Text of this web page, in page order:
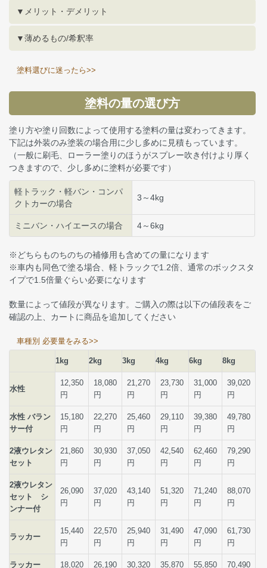
▼メリット・デメリット
▼薄めるもの/希釈率
塗料選びに迷ったら>>
塗料の量の選び方
塗り方や塗り回数によって使用する塗料の量は変わってきます。
下記は外装のみ塗装の場合用に少し多めに見積もっています。
（一般に刷毛、ローラー塗りのほうがスプレー吹き付けより厚く
つきますので、少し多めに塗料が必要です）
軽トラック・軽バン・コンパ
クトカーの場合
3～4kg
ミニバン・ハイエースの場合 4～6kg
※どちらものちのちの補修用も含めての量になります
※車内も同色で塗る場合、軽トラックで1.2倍、通常のボックスタ
イプで1.5倍量ぐらい必要になります
数量によって値段が異なります。ご購入の際は以下の値段表をご
確認の上、カートに商品を追加してください
車種別 必要量をみる>>